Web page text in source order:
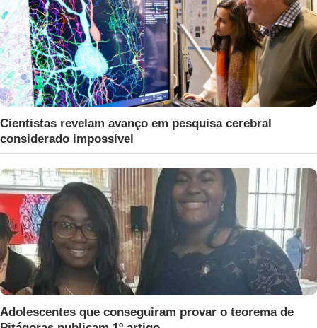
Cientistas revelam avanço em pesquisa cerebral
considerado impossível
Adolescentes que conseguiram provar o teorema de